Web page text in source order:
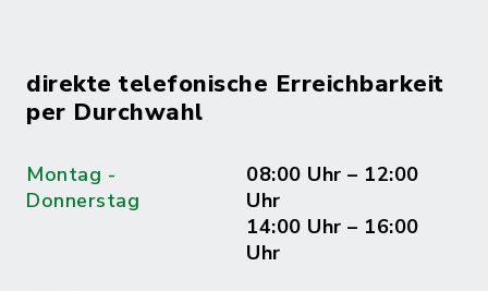
direkte telefonische Erreichbarkeit
per Durchwahl
Montag -
Donnerstag
08:00 Uhr – 12:00
Uhr
14:00 Uhr – 16:00
Uhr